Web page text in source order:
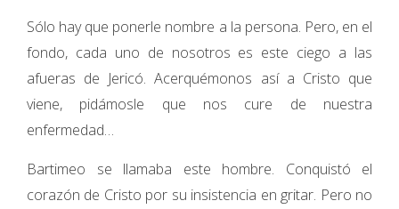
Sólo hay que ponerle nombre a la persona. Pero, en el
fondo, cada uno de nosotros es este ciego a las
afueras de Jericó. Acerquémonos así a Cristo que
viene, pidámosle que nos cure de nuestra
enfermedad…
Bartimeo se llamaba este hombre. Conquistó el
corazón de Cristo por su insistencia en gritar. Pero no